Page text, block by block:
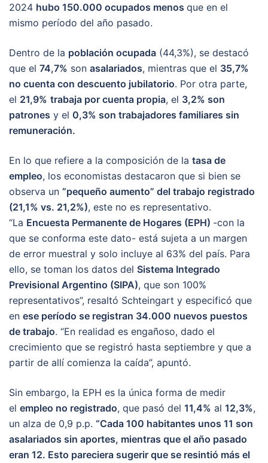
2024 hubo 150.000 ocupados menos que en el
mismo período del año pasado.
Dentro de la población ocupada (44,3%), se destacó
que el 74,7% son asalariados, mientras que el 35,7%
no cuenta con descuento jubilatorio. Por otra parte,
el 21,9% trabaja por cuenta propia, el 3,2% son
patrones y el 0,3% son trabajadores familiares sin
remuneración.
En lo que refiere a la composición de la tasa de
empleo, los economistas destacaron que si bien se
observa un “pequeño aumento” del trabajo registrado
(21,1% vs. 21,2%), este no es representativo.
“La Encuesta Permanente de Hogares (EPH) -con la
que se conforma este dato- está sujeta a un margen
de error muestral y solo incluye al 63% del país. Para
ello, se toman los datos del Sistema Integrado
Previsional Argentino (SIPA), que son 100%
representativos”, resaltó Schteingart y especificó que
en ese período se registran 34.000 nuevos puestos
de trabajo. “En realidad es engañoso, dado el
crecimiento que se registró hasta septiembre y que a
partir de allí comienza la caída”, apuntó.
Sin embargo, la EPH es la única forma de medir
el empleo no registrado, que pasó del 11,4% al 12,3%,
un alza de 0,9 p.p. “Cada 100 habitantes unos 11 son
asalariados sin aportes, mientras que el año pasado
eran 12. Esto pareciera sugerir que se resintió más el